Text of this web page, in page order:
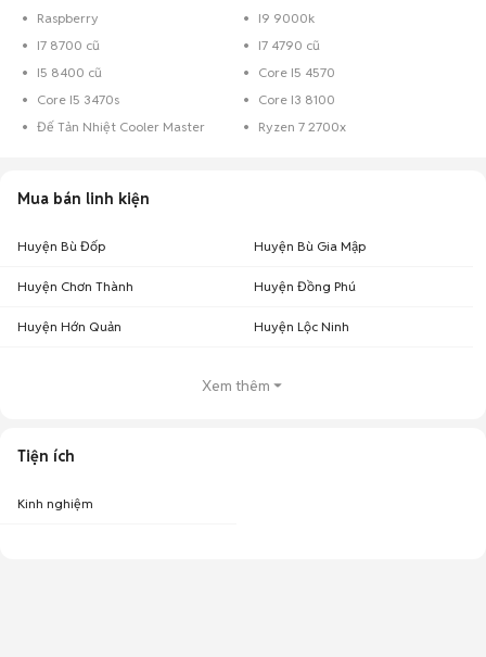
Raspberry
I9 9000k
I7 8700 cũ
I7 4790 cũ
I5 8400 cũ
Core I5 4570
Core I5 3470s
Core I3 8100
Đế Tản Nhiệt Cooler Master
Ryzen 7 2700x
Mua bán linh kiện
Huyện Bù Đốp Huyện Bù Gia Mập
Huyện Chơn Thành Huyện Đồng Phú
Huyện Hớn Quản Huyện Lộc Ninh
Xem thêm
Tiện ích
Kinh nghiệm